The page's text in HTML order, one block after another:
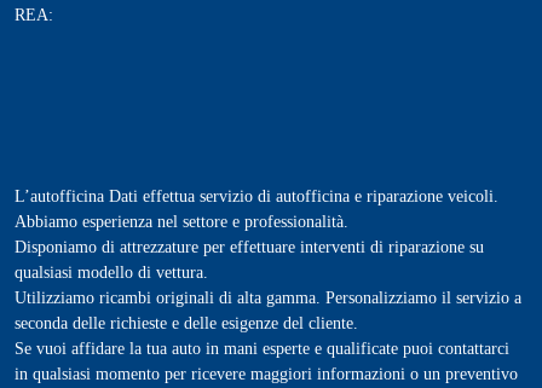
REA:
L’autofficina Dati effettua servizio di autofficina e riparazione veicoli.
Abbiamo esperienza nel settore e professionalità.
Disponiamo di attrezzature per effettuare interventi di riparazione su
qualsiasi modello di vettura.
Utilizziamo ricambi originali di alta gamma. Personalizziamo il servizio a
seconda delle richieste e delle esigenze del cliente.
Se vuoi affidare la tua auto in mani esperte e qualificate puoi contattarci
in qualsiasi momento per ricevere maggiori informazioni o un preventivo